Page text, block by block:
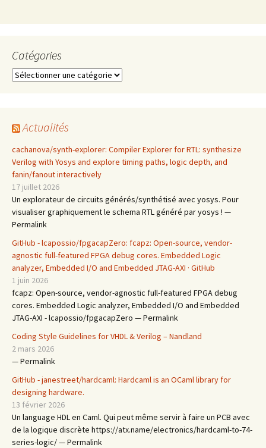
Catégories
Catégories
Actualités
cachanova/synth-explorer: Compiler Explorer for RTL: synthesize
Verilog with Yosys and explore timing paths, logic depth, and
fanin/fanout interactively
17 juillet 2026
Un explorateur de circuits générés/synthétisé avec yosys. Pour
visualiser graphiquement le schema RTL généré par yosys ! —
Permalink
GitHub - lcapossio/fpgacapZero: fcapz: Open-source, vendor-
agnostic full-featured FPGA debug cores. Embedded Logic
analyzer, Embedded I/O and Embedded JTAG-AXI · GitHub
1 juin 2026
fcapz: Open-source, vendor-agnostic full-featured FPGA debug
cores. Embedded Logic analyzer, Embedded I/O and Embedded
JTAG-AXI - lcapossio/fpgacapZero — Permalink
Coding Style Guidelines for VHDL & Verilog – Nandland
2 mars 2026
— Permalink
GitHub - janestreet/hardcaml: Hardcaml is an OCaml library for
designing hardware.
13 février 2026
Un language HDL en Caml. Qui peut même servir à faire un PCB avec
de la logique discrète https://atx.name/electronics/hardcaml-to-74-
series-logic/ — Permalink